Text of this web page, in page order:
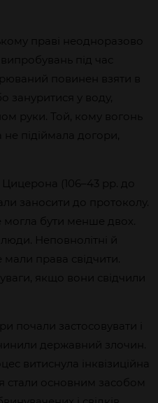
праві неодноразово
під час
повинен взяти в
зануритися у воду,
руки. Той, кому вогонь
підіймала догори,
(106–43 рр. до
заносити до протоколу.
могла бути менше двох.
Неповнолітні й
права свідчити.
якщо вони свідчили
почали застосовувати і
державний злочин.
витиснула інквізиційна
стали основним засобом